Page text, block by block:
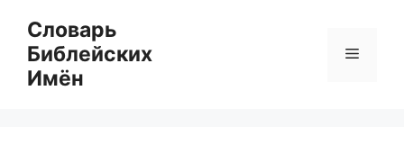
содержимому
Словарь
Библейских
Имён
Меню